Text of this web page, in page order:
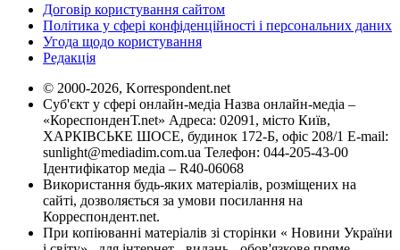
Договір користування сайтом
Політика у сфері конфіденційності і персональних даних
Угода щодо користування
Редакція
© 2000-2026, Korrespondent.net
Суб'єкт у сфері онлайн-медіа Назва онлайн-медіа –
«КореспонденТ.net» Адреса: 02091, місто Київ,
ХАРКІВСЬКЕ ШОСЕ, будинок 172-Б, офіс 208/1 E-mail:
sunlight@mediadim.com.ua Телефон: 044-205-43-00
Ідентифікатор медіа – R40-06068
Використання будь-яких матеріалів, розміщених на
сайті, дозволяється за умови посилання на
Корреспондент.net.
При копіюванні матеріалів зі сторінки « Новини України